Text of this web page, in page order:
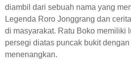
diambil dari sebuah nama yang
Legenda Roro Jonggrang dan
di masyarakat. Ratu Boko memiliki
persegi diatas puncak bukit
menenangkan.